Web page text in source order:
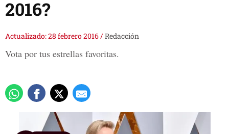
2016?
Actualizado: 28 febrero 2016/Redacción
Vota por tus estrellas favoritas.